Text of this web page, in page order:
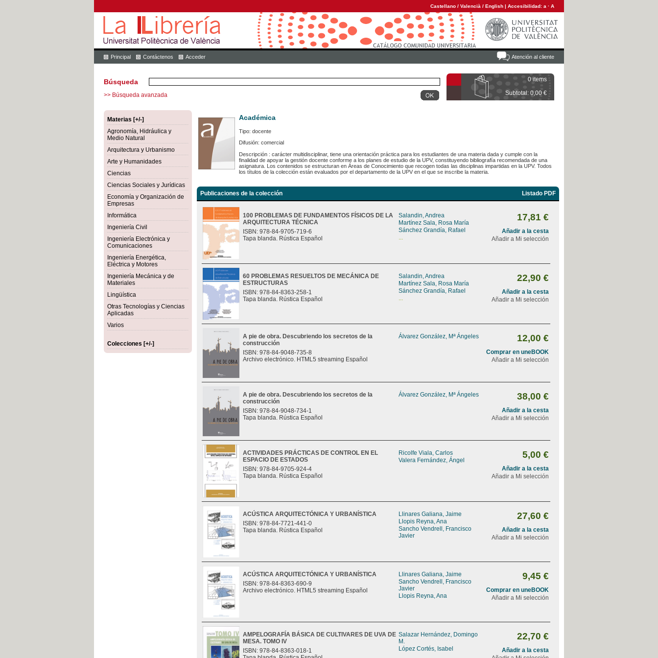
Castellano / Valencià / English | Accesibilidad: a · A
Atención al cliente
Principal Contáctenos Acceder
0 items
Subtotal: 0,00 €
Búsqueda
>> Búsqueda avanzada
Materias [+/-]
Agronomía, Hidráulica y
Medio Natural
Arquitectura y Urbanismo
Arte y Humanidades
Ciencias
Ciencias Sociales y Jurídicas
Economía y Organización de
Empresas
Informática
Ingeniería Civil
Ingeniería Electrónica y
Comunicaciones
Ingeniería Energética,
Eléctrica y Motores
Ingeniería Mecánica y de
Materiales
Lingüística
Otras Tecnologías y Ciencias
Aplicadas
Varios
Colecciones [+/-]
Académica
Tipo: docente
Difusión: comercial
Descripción : carácter multidisciplinar, tiene una orientación práctica para los estudiantes de una materia dada y cumple con la
finalidad de apoyar la gestión docente conforme a los planes de estudio de la UPV, constituyendo bibliografía recomendada de una
asignatura. Los contenidos se estructuran en Áreas de Conocimiento que recogen todas las disciplinas impartidas en la UPV. Todos
los títulos de la colección están evaluados por el departamento de la UPV en el que se inscribe la materia.
Publicaciones de la colección Listado PDF
100 PROBLEMAS DE FUNDAMENTOS FÍSICOS DE LA
ARQUITECTURA TÉCNICA
ISBN: 978-84-9705-719-6
Tapa blanda. Rústica Español
Salandin, Andrea
Martínez Sala, Rosa María
Sánchez Grandía, Rafael
...
17,81 €
Añadir a la cesta
Añadir a Mi selección
60 PROBLEMAS RESUELTOS DE MECÁNICA DE
ESTRUCTURAS
ISBN: 978-84-8363-258-1
Tapa blanda. Rústica Español
Salandin, Andrea
Martínez Sala, Rosa María
Sánchez Grandía, Rafael
...
22,90 €
Añadir a la cesta
Añadir a Mi selección
A pie de obra. Descubriendo los secretos de la
construcción
ISBN: 978-84-9048-735-8
Archivo electrónico. HTML5 streaming Español
Álvarez González, Mª Ángeles 12,00 €
Comprar en uneBOOK
Añadir a Mi selección
A pie de obra. Descubriendo los secretos de la
construcción
ISBN: 978-84-9048-734-1
Tapa blanda. Rústica Español
Álvarez González, Mª Ángeles 38,00 €
Añadir a la cesta
Añadir a Mi selección
ACTIVIDADES PRÁCTICAS DE CONTROL EN EL
ESPACIO DE ESTADOS
ISBN: 978-84-9705-924-4
Tapa blanda. Rústica Español
Ricolfe Viala, Carlos
Valera Fernández, Ángel
5,00 €
Añadir a la cesta
Añadir a Mi selección
ACÚSTICA ARQUITECTÓNICA Y URBANÍSTICA
ISBN: 978-84-7721-441-0
Tapa blanda. Rústica Español
Llinares Galiana, Jaime
Llopis Reyna, Ana
Sancho Vendrell, Francisco
Javier
27,60 €
Añadir a la cesta
Añadir a Mi selección
ACÚSTICA ARQUITECTÓNICA Y URBANÍSTICA
ISBN: 978-84-8363-690-9
Archivo electrónico. HTML5 streaming Español
Llinares Galiana, Jaime
Sancho Vendrell, Francisco
Javier
Llopis Reyna, Ana
9,45 €
Comprar en uneBOOK
Añadir a Mi selección
AMPELOGRAFÍA BÁSICA DE CULTIVARES DE UVA DE
MESA. TOMO IV
ISBN: 978-84-8363-018-1
Salazar Hernández, Domingo
M.
López Cortés, Isabel
22,70 €
Añadir a la cesta